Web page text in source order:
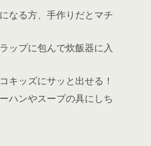
なる方、手作りだとマチ
ップに包んで炊飯器に入
キッズにサッと出せる！
ハンやスープの具にしち